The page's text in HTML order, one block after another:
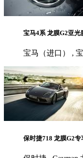
宝马4系 龙膜G2亚光
宝马（进口） ,
保时捷718 龙膜G2专